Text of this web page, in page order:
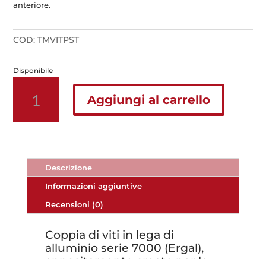
anteriore.
COD:TMVITPST
Disponibile
Ergal
per
Flangia
parasteli
dal
quantità
Aggiungi al carrello
Descrizione
Informazioni aggiuntive
Recensioni (0)
Coppia di viti in lega di
alluminio serie 7000 (Ergal),